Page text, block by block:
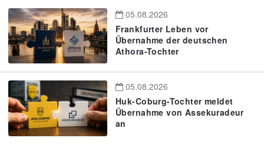
05.08.2026
Frankfurter Leben vor
Übernahme der deutschen
Athora-Tochter
05.08.2026
Huk-Coburg-Tochter meldet
Übernahme von Assekuradeur
an